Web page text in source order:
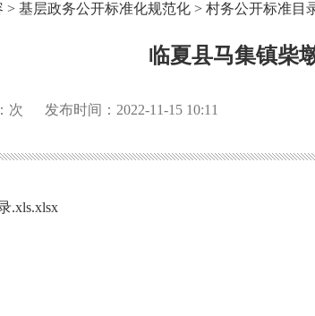
> 基层政务公开标准化规范化 > 村务公开标准目
临夏县马集镇柴
次 发布时间： 2022-11-15 10:11
.xls.xlsx